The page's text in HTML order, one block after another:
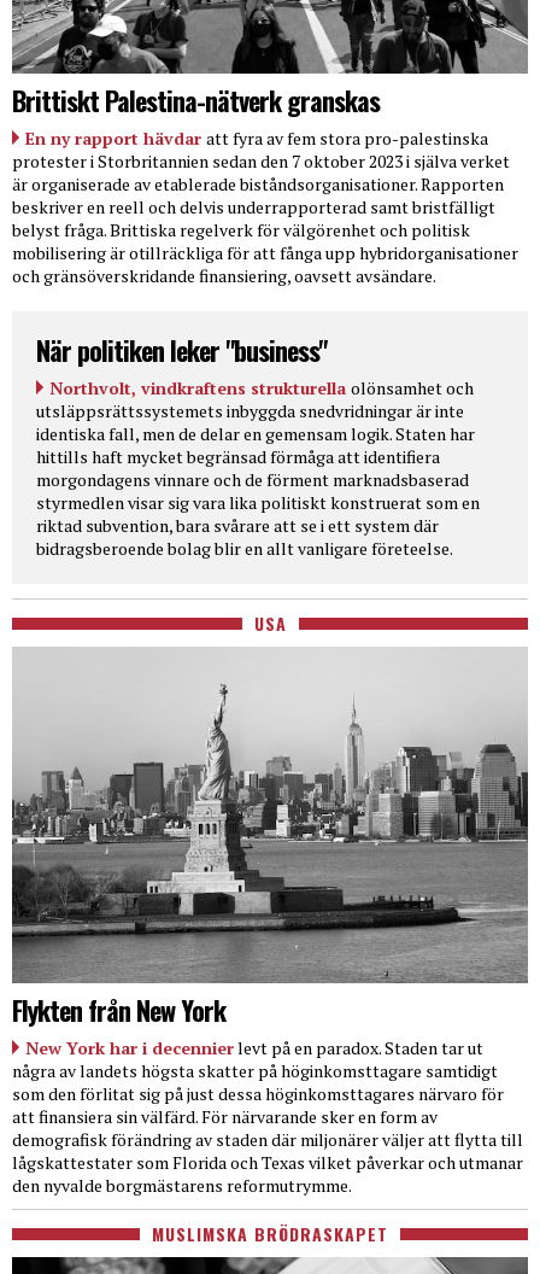
Brittiskt Palestina-nätverk granskas
En ny rapport hävdar att fyra av fem stora pro-palestinska
protester i Storbritannien sedan den 7 oktober 2023 i själva verket
är organiserade av etablerade biståndsorganisationer. Rapporten
beskriver en reell och delvis underrapporterad samt bristfälligt
belyst fråga. Brittiska regelverk för välgörenhet och politisk
mobilisering är otillräckliga för att fånga upp hybridorganisationer
och gränsöverskridande finansiering, oavsett avsändare.
När politiken leker "business"
Northvolt, vindkraftens strukturella olönsamhet och
utsläppsrättssystemets inbyggda snedvridningar är inte
identiska fall, men de delar en gemensam logik. Staten har
hittills haft mycket begränsad förmåga att identifiera
morgondagens vinnare och de förment marknadsbaserad
styrmedlen visar sig vara lika politiskt konstruerat som en
riktad subvention, bara svårare att se i ett system där
bidragsberoende bolag blir en allt vanligare företeelse.
USA
Flykten från New York
New York har i decennierlevt på en paradox. Staden tar ut
några av landets högsta skatter på höginkomsttagare samtidigt
som den förlitat sig på just dessa höginkomsttagares närvaro för
att finansiera sin välfärd. För närvarande sker en form av
demografisk förändring av staden där miljonärer väljer att flytta till
lågskattestater som Florida och Texas vilket påverkar och utmanar
den nyvalde borgmästarens reformutrymme.
MUSLIMSKA BRÖDRASKAPET